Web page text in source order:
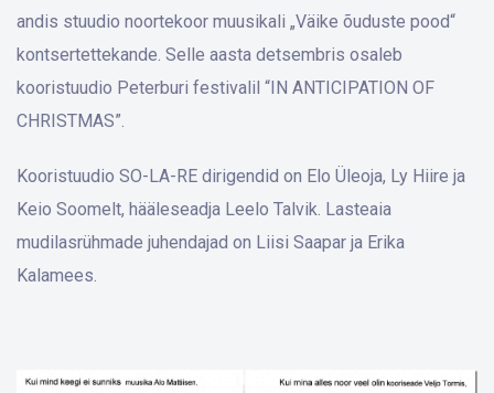
andis stuudio noortekoor muusikali „Väike õuduste pood“
kontsertettekande. Selle aasta detsembris osaleb
kooristuudio Peterburi festivalil “IN ANTICIPATION OF
CHRISTMAS”.
Kooristuudio SO-LA-RE dirigendid on Elo Üleoja, Ly Hiire ja
Keio Soomelt, hääleseadja Leelo Talvik. Lasteaia
mudilasrühmade juhendajad on Liisi Saapar ja Erika
Kalamees.